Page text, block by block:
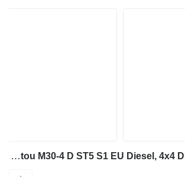
Manitou M30-4 D ST5 S1 EU Diesel, 4x4 Drive, 3t Capacity